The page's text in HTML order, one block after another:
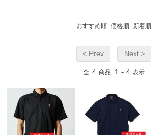
おすすめ順 価格順 新着順
< Prev Next >
全 4 商品 1 - 4 表示